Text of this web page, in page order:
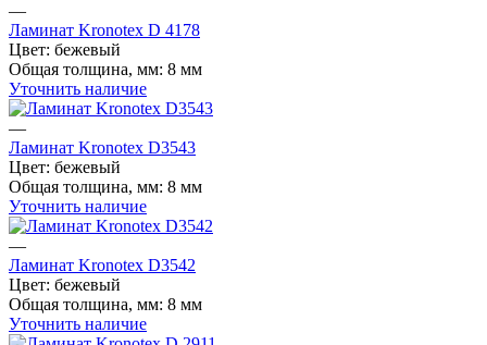
—
Ламинат Kronotex D 4178
Цвет: бежевый
Общая толщина, мм: 8 мм
Уточнить наличие
—
Ламинат Kronotex D3543
Цвет: бежевый
Общая толщина, мм: 8 мм
Уточнить наличие
—
Ламинат Kronotex D3542
Цвет: бежевый
Общая толщина, мм: 8 мм
Уточнить наличие